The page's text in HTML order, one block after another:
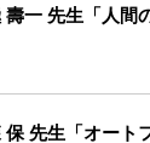
一 先生「人間
先生「オート